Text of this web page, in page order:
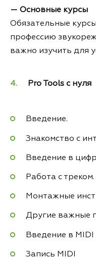
— Основные курсы
Обязательные
профессию
важно изучить для
Pro Tools с нуля
Введение.
Знакомство с
Введение в
Работа с треком.
Монтажные
Другие важные
Введение в MIDI
Запись MIDI